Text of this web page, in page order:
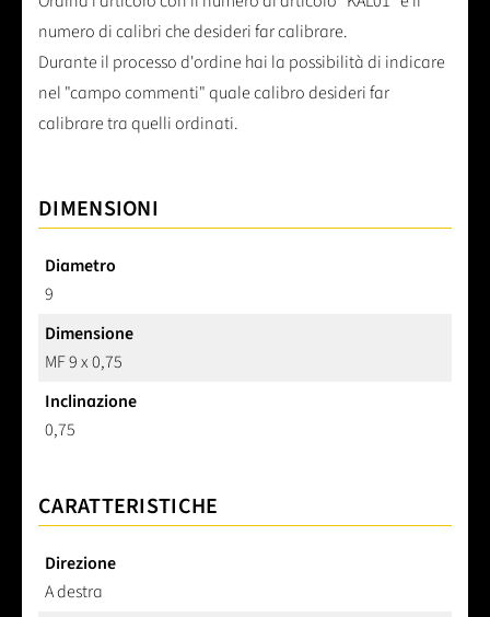
numero di calibri che desideri far calibrare.
Durante il processo d'ordine hai la possibilità di indicare
nel "campo commenti" quale calibro desideri far
calibrare tra quelli ordinati.
DIMENSIONI
Diametro
9
Dimensione
MF 9 x 0,75
Inclinazione
0,75
CARATTERISTICHE
Direzione
A destra